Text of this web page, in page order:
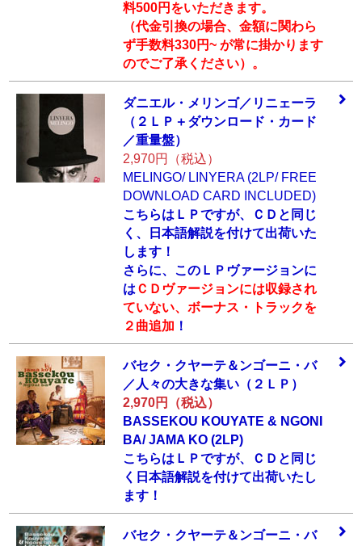
料500円をいただきます。
（代金引換の場合、金額に関わら
ず手数料330円~ が常に掛かります
のでご了承ください）。
ダニエル・メリンゴ／リニェーラ
（ ２ＬＰ＋ダウンロード・カード
／重量盤）
2,970円（税込）
MELINGO/ LINYERA (2LP/ FREE
DOWNLOAD CARD INCLUDED)
こちらはＬＰですが、ＣＤと同じ
く、日本語解説を付けて出荷いた
します！
さらに、このＬＰヴァージョンに
はＣＤヴァージョンには収録され
ていない、ボーナス・トラックを
２曲追加 ！
バセク・クヤーテ＆ンゴーニ・バ
／ 人々の大きな集い（２ＬＰ）
2,970円（税込）
BASSEKOU KOUYATE & NGONI
BA/ JAMA KO (2LP)
こちらはＬＰですが、ＣＤと同じ
く日本語解説を付けて出荷いたし
ます！
バセク・クヤーテ＆ンゴーニ・バ